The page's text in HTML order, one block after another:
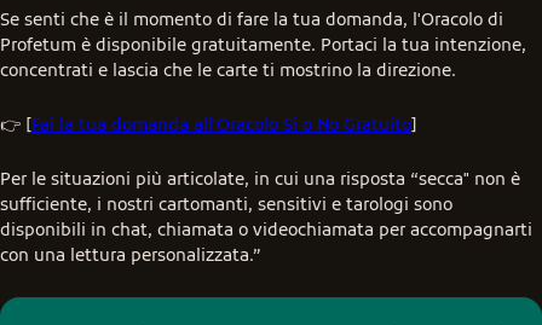
Se senti che è il momento di fare la tua domanda, l'Oracolo di
Profetum è disponibile gratuitamente. Portaci la tua intenzione,
concentrati e lascia che le carte ti mostrino la direzione.
👉 [Fai la tua domanda all'Oracolo Sì o No Gratuito]
Per le situazioni più articolate, in cui una risposta “secca" non è
sufficiente, i nostri cartomanti, sensitivi e tarologi sono
disponibili in chat, chiamata o videochiamata per accompagnarti
con una lettura personalizzata.”